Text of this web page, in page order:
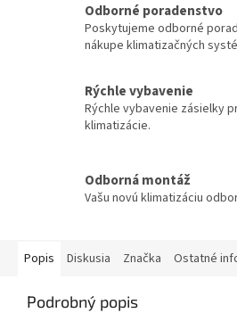
Odborné poradenstvo
Poskytujeme odborné
nákupe klimatizačných
Rýchle vybavenie
Rýchle vybavenie zásielky
klimatizácie.
Odborná montáž
Vašu novú klimatizáciu
Popis Diskusia Značka Ostatné
Podrobný popis